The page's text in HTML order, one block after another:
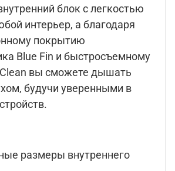
блок с легкостью
интерьер, а благодаря
покрытию
Blue Fin и быстросъемному
Clean вы сможете дышать
будучи уверенными в
размеры внутреннего